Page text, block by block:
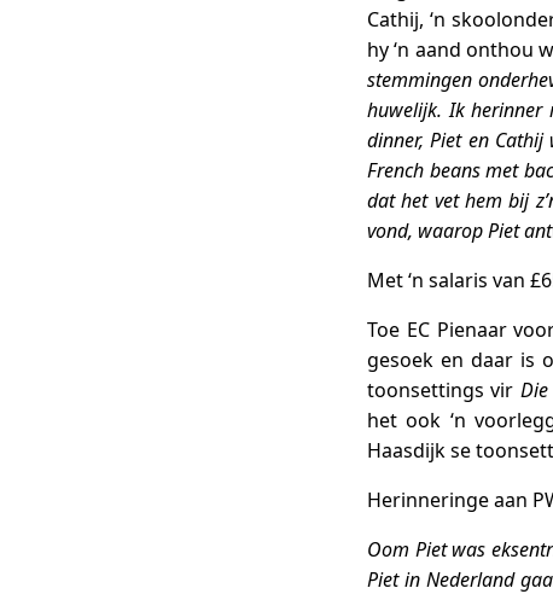
Cathij, ‘n
hy ‘n aand onthou
stemmingen
huwelijk. Ik herinner
dinner, Piet en
French beans met
dat het vet hem bij
vond, waarop Piet
Met ‘n salaris van
Toe EC Pienaar
gesoek en daar is
toonsettings vir Die
het ook ‘n
Haasdijk se
Herinneringe aan
Oom Piet was
Piet in Nederland